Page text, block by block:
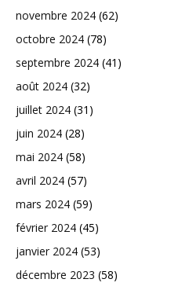
novembre 2024 (62)
octobre 2024 (78)
septembre 2024 (41)
août 2024 (32)
juillet 2024 (31)
juin 2024 (28)
mai 2024 (58)
avril 2024 (57)
mars 2024 (59)
février 2024 (45)
janvier 2024 (53)
décembre 2023 (58)